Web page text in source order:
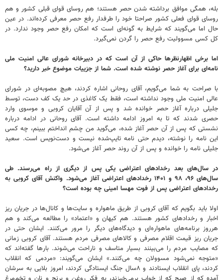
بله، همگی موافق برداشته شدن حصر هستند؛ هم روسای قوای قبلی کشور و هم
روسای قوای فعلی کشور صراحتا خود را طرفدار رفع حصر معرفی کرده‌اند. در عین
حال اما می‌گویند که شرایط به گونه‌ای است که امکان رفع حصر وجود ندارد. در
کل کسی مسوولیت رفع حصر را گردن نمی‌گیرد.
‌اما برخی اظهارنظرها حاکی از آن است که در دبیرخانه شورای عالی امنیت ملی
نامه‌ای برای آغاز حصر نوشته شده است. شما از جزییات موضوع خبر دارید؟
با صراحت به شما می‌گویم، آقای روحانی اشاره کردند، هیچ مصوبه‌ای در شورای
عالی امنیت ملی وجود نداشته است، فقط یک کاغذی در حد یک کف دست، توسط
جلیلی درباره آغاز حصر خوانده شد و پس از آن آقایان کروبی و موسوی وارد
حصری شدند که تا به امروز ادامه داشته است. آقای روحانی در ادامه درباره
نشستی که پس از آن حصر آغاز شده، می‌گوید من چشم انداختم ببینم، چه کسی
این نامه را نوشته، دیدم حتی نامه تایپ‌شده نیست و دست‌نویس است. سعید
جلیلی نامه را خوانده و پس از آن روند حصر آغاز می‌شود.
‌در سال‌های بعد رخدادهای اعتراضی یکی پس از دیگری از راه می‌رسند. طی
سال‌های ۹۶، ۹۸ و ۱۴۰۱ رخدادهای اعتراضی آغاز می‌شود. واکنش آقای کروبی به
رخدادهای اعتراضی پس از فوت مهسا امینی چه بوده است؟
اولا باید بگویم که آقای کروبی از طریق ماهواره و سایت‌ها و کانال‌ها در جریان ریز
اخبار و رخدادهای کشور هستند. هم کیهان و «اعتماد» را مطالعه می‌کند و هم
هرروز برنامه‌های ماهواره‌ای و دیدگاه‌های دیگر را مرور می‌کنند. ایشان حتی در
جریان ریز قیمت اقلام مصرفی و کالاهای مصرفی مردم هستند. آقای کروبی زمانی
که مصایب مردم را می‌بینند بسیار متاسف و ناراحت می‌شوند. بارها گفته‌اند که
«متوجه نمی‌شود مسوولان چه می‌کنند.» ایشان می‌گویند: «مردمی که انقلاب
کردند، پای انقلاب ایستادند و ۸سال جنگ ایستادگی کردند، امروز بلایی به سرشان